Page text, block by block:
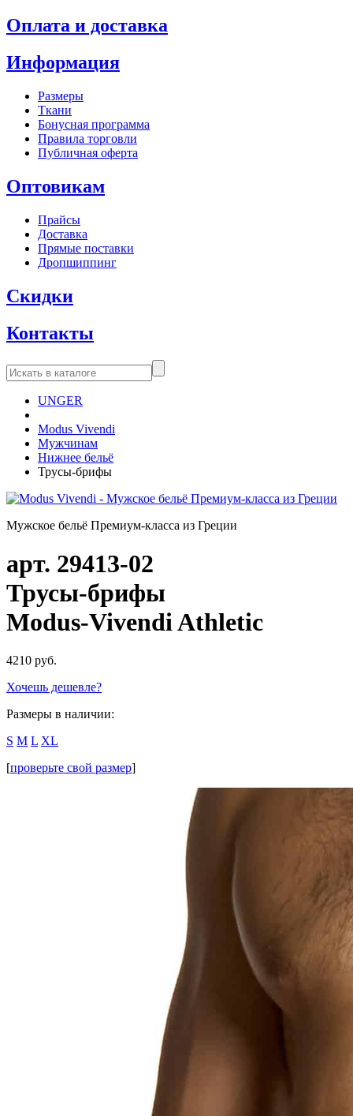
Оплата и доставка
Информация
Размеры
Ткани
Бонусная программа
Правила торговли
Публичная оферта
Оптовикам
Прайсы
Доставка
Прямые поставки
Дропшиппинг
Скидки
Контакты
UNGER
Modus Vivendi
Мужчинам
Нижнее бельё
Трусы-брифы
Мужское бельё Премиум-класса из Греции
арт. 29413-02
Трусы-брифы
Modus-Vivendi Athletic
4210 руб.
Хочешь дешевле?
Размеры в наличии:
S M L XL
[проверьте свой размер]